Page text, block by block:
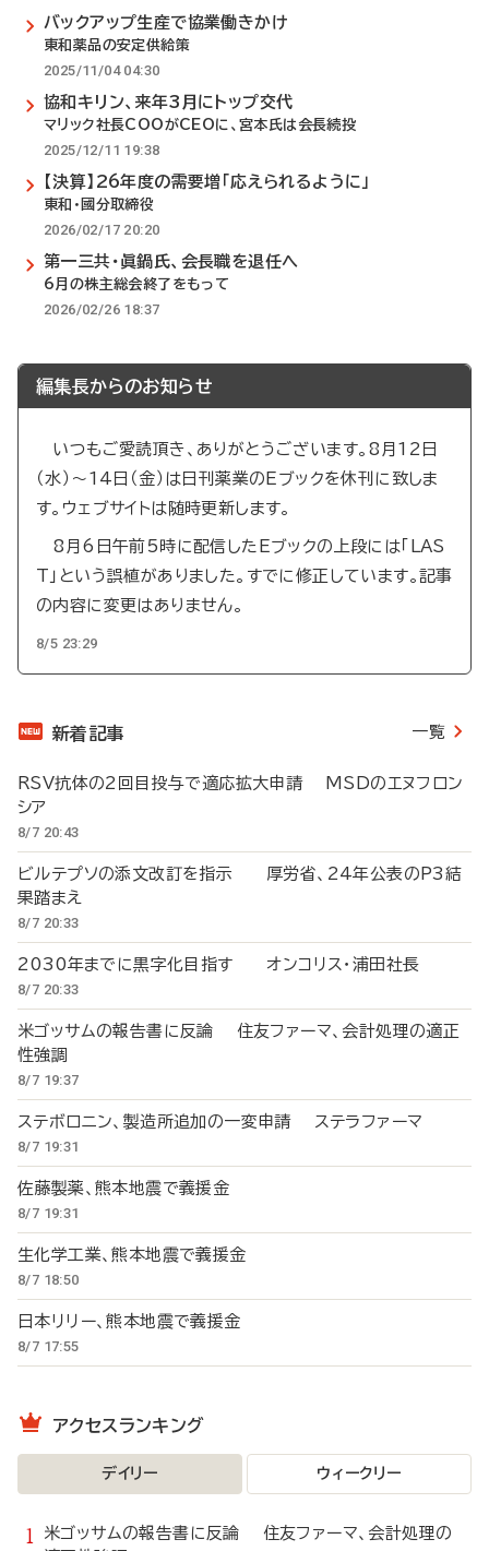
バックアップ生産で協業働きかけ
東和薬品の安定供給策
2025/11/04 04:30
協和キリン、来年3月にトップ交代
マリック社長COOがCEOに、宮本氏は会長続投
2025/12/11 19:38
【決算】26年度の需要増「応えられるように」
東和・國分取締役
2026/02/17 20:20
第一三共・眞鍋氏、会長職を退任へ
6月の株主総会終了をもって
2026/02/26 18:37
編集長からのお知らせ
いつもご愛読頂き、ありがとうございます。8月12日
（水）～14日（金）は日刊薬業のEブックを休刊に致しま
す。ウェブサイトは随時更新します。
8月6日午前5時に配信したEブックの上段には「LAS
T」という誤植がありました。すでに修正しています。記事
の内容に変更はありません。
8/5 23:29
新着記事 一覧
RSV抗体の2回目投与で適応拡大申請 MSDのエヌフロン
シア
8/7 20:43
ビルテプソの添文改訂を指示 厚労省、24年公表のP3結
果踏まえ
8/7 20:33
2030年までに黒字化目指す オンコリス・浦田社長
8/7 20:33
米ゴッサムの報告書に反論 住友ファーマ、会計処理の適正
性強調
8/7 19:37
ステボロニン、製造所追加の一変申請 ステラファーマ
8/7 19:31
佐藤製薬、熊本地震で義援金
8/7 19:31
生化学工業、熊本地震で義援金
8/7 18:50
日本リリー、熊本地震で義援金
8/7 17:55
アクセスランキング
デイリー ウィークリー
米ゴッサムの報告書に反論 住友ファーマ、会計処理の